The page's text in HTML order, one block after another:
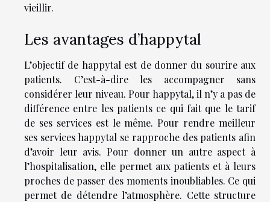
vieillir.
Les avantages d’happytal
L’objectif de happytal est de donner du sourire aux
patients. C’est-à-dire les accompagner sans
considérer leur niveau. Pour happytal, il n’y a pas de
différence entre les patients ce qui fait que le tarif
de ses services est le même. Pour rendre meilleur
ses services happytal se rapproche des patients afin
d’avoir leur avis. Pour donner un autre aspect à
l’hospitalisation, elle permet aux patients et à leurs
proches de passer des moments inoubliables. Ce qui
permet de détendre l’atmosphère. Cette structure